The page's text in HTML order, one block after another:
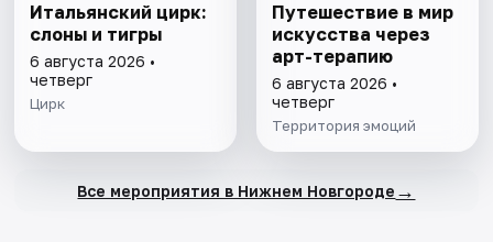
Итальянский цирк:
слоны и тигры
6 августа 2026 •
четверг
Цирк
Путешествие в мир
искусства через
арт-терапию
6 августа 2026 •
четверг
Территория эмоций
Все мероприятия в Нижнем Новгороде →